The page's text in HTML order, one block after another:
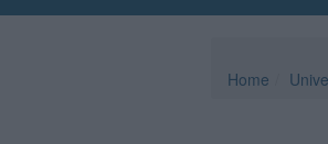
Home